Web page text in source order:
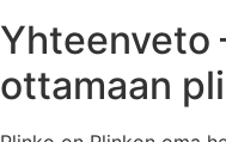
Yhteenveto
ottamaan